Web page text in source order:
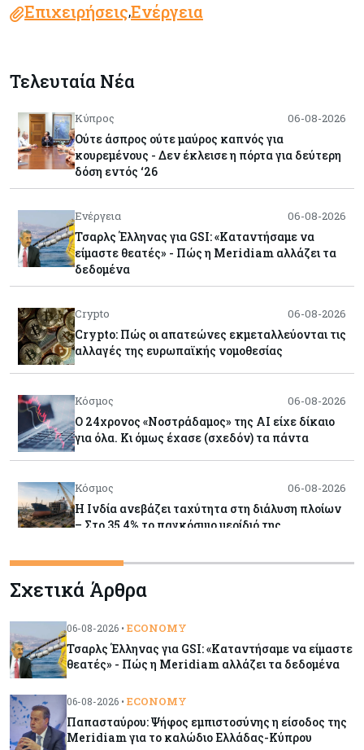
Επιχειρήσεις,Ενέργεια
Τελευταία Νέα
Κύπρος 06-08-2026
Ούτε άσπρος ούτε μαύρος καπνός για
κουρεμένους - Δεν έκλεισε η πόρτα για δεύτερη
δόση εντός ‘26
Ενέργεια 06-08-2026
Τσαρλς Έλληνας για GSI: «Καταντήσαμε να
είμαστε θεατές» - Πώς η Meridiam αλλάζει τα
δεδομένα
Crypto 06-08-2026
Crypto: Πώς οι απατεώνες εκμεταλλεύονται τις
αλλαγές της ευρωπαϊκής νομοθεσίας
Κόσμος 06-08-2026
Ο 24χρονος «Νοστράδαμος» της AI είχε δίκαιο
για όλα. Κι όμως έχασε (σχεδόν) τα πάντα
Κόσμος 06-08-2026
Η Ινδία ανεβάζει ταχύτητα στη διάλυση πλοίων
– Στο 35,4% το παγκόσμιο μερίδιό της
ΠτΔ: Υπεράνω όλων το δημόσιο συμφέρον – Όλα
νέων μελών της κυβέρνησης
Κόσμος 06-08-2026
τεχνολογικός κλάδος παρά τις πιέσεις στην
Ασία
Σχετικά Άρθρα
06-08-2026 • ECONOMY
Τσαρλς Έλληνας για GSI: «Καταντήσαμε να είμαστε
θεατές» - Πώς η Meridiam αλλάζει τα δεδομένα
06-08-2026 • ECONOMY
Παπασταύρου: Ψήφος εμπιστοσύνης η είσοδος της
Meridiam για το καλώδιο Ελλάδας-Κύπρου